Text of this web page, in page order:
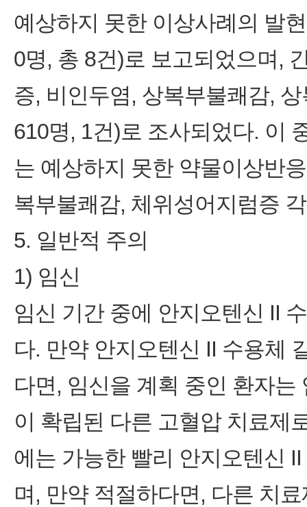
예상하지 못한 이상사례의 발
0명, 총 8건)로 보고되었으며,
증, 비인두염, 상복부불쾌감,
610명, 1건)로 조사되었다. 이
는 예상하지 못한 약물이상반
복부불쾌감, 체위성어지럼증
5. 일반적 주의
1) 임신
임신 기간 중에 안지오텐신 II
다. 만약 안지오텐신 II 수용체
다면, 임신을 계획 중인 환자
이 확립된 다른 고혈압 치료제
에는 가능한 빨리 안지오텐신
며, 만약 적절하다면, 다른 치